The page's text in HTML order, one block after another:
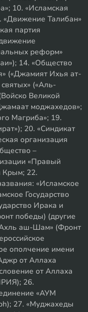
10. «Исламская
«Движение Талибан»
партия
реформ»
14. «Общество
(«Джамият Ихья ат-
(«Аль-
Великой
моджахедов»;
Магриба»; 19.
20. «Синдикат
организация
–
«Правый
Крым; 22.
«Исламское
Государство
Ирака и
победы) (другие
аш-Шам» (Фронт
ополчение имени
от Аллаха
от Аллаха
26.
«АУМ
27. «Муджахеды